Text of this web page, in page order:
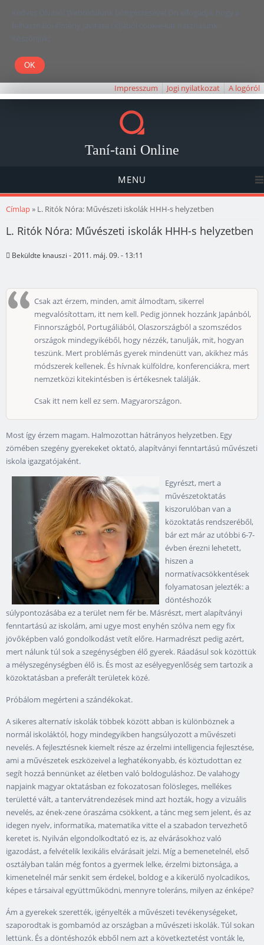
Kedves Olvasó! Weboldalunk böngészésével Ön elfogadja, hogy a
felhasználói élmény javítása céljából cookie-kat használunk.
Köszönjük!
Impresszum Jogi nyilatkozat A logóról
Taní-tani Online
MENU
Jelenlegi hely
Címlap» L. Ritók Nóra: Művészeti iskolák HHH-s helyzetben
L. Ritók Nóra: Művészeti iskolák HHH-s helyzetben
Beküldte knauszi - 2011. máj. 09. - 13:11
Csak azt érzem, minden, amit álmodtam, sikerrel
megvalósítottam, itt nem kell. Pedig jönnek hozzánk Japánból,
Finnországból, Portugáliából, Olaszországból a szomszédos
országok mindegyikéből, hogy nézzék, tanulják, mit, hogyan
teszünk. Mert problémás gyerek mindenütt van, akikhez más
módszerek kellenek. És hívnak külföldre, konferenciákra, mert
nemzetközi kitekintésben is értékesnek találják.
Csak itt nem kell ez sem. Magyarországon.
Most így érzem magam. Halmozottan hátrányos helyzetben. Egy
zömében szegény gyerekeket oktató, alapítványi fenntartású művészeti
iskola igazgatójaként.
Egyrészt, mert a
művészetoktatás
kiszorulóban van a
közoktatás rendszeréből,
bár ezt már az utóbbi 6-7-
évben érezni lehetett,
hiszen a
normatívacsökkentések
folyamatosan jelezték: a
döntéshozók
súlypontozásába ez a terület nem fér be. Másrészt, mert alapítványi
fenntartású az iskolám, ami ugye most enyhén szólva nem egy fix
jövőképben való gondolkodást vetít előre. Harmadrészt pedig azért,
mert nálunk túl sok a szegénységben élő gyerek. Ráadásul sok közöttük
a mélyszegénységben élő is. És most az esélyegyenlőség sem tartozik a
közoktatásban a preferált területek közé.
Próbálom megérteni a szándékokat.
A sikeres alternatív iskolák többek között abban is különböznek a
normál iskoláktól, hogy mindegyikben hangsúlyozott a művészeti
nevelés. A fejlesztésnek kiemelt része az érzelmi intelligencia fejlesztése,
ami a művészetek eszközeivel a leghatékonyabb, és köztudottan ez
segít hozzá bennünket az életben való boldoguláshoz. De valahogy
napjaink magyar oktatásban ez fokozatosan fölösleges, mellékes
területté vált, a tantervátrendezések mind azt hozták, hogy a vizuális
nevelés, az ének-zene óraszáma csökkent, a tánc meg sem jelent, és az
idegen nyelv, informatika, matematika vitte el a szabadon tervezhető
keretet is. Nyilván elgondolkodtató ez is, az elvárásokhoz való
igazodást, a felvételik lexikális elvárásait jelzi. Míg a bemenetelnél, első
osztályban talán még fontos a gyermek lelke, érzelmi biztonsága, a
kimenetelnél már senkit sem érdekel, boldog e a kikerülő nyolcadikos,
képes e társaival együttműködni, mennyre toleráns, milyen az énképe?
Ám a gyerekek szerették, igényelték a művészeti tevékenységeket,
szaporodtak is gombamód az országban a művészeti iskolák. Túl sokan
lettünk. És a döntéshozók ebből nem azt a következtetést vonták le,